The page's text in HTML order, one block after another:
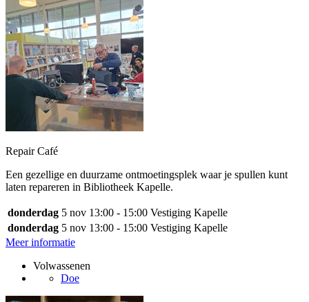
Repair Café
Een gezellige en duurzame ontmoetingsplek waar je spullen kunt
laten repareren in Bibliotheek Kapelle.
donderdag 5 nov 13:00 - 15:00 Vestiging Kapelle
donderdag 5 nov 13:00 - 15:00 Vestiging Kapelle
Meer informatie
Volwassenen
Doe